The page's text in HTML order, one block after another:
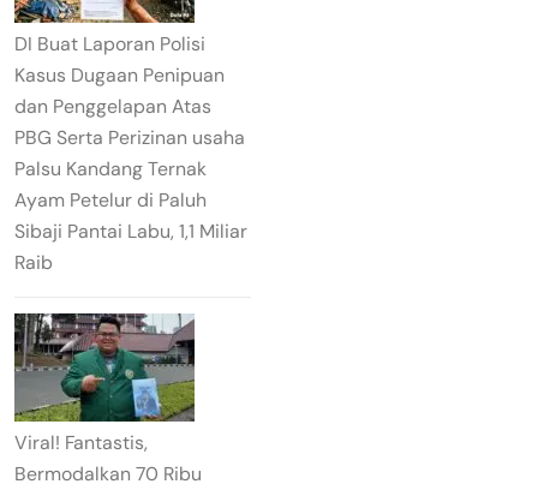
DI Buat Laporan Polisi
Kasus Dugaan Penipuan
dan Penggelapan Atas
PBG Serta Perizinan usaha
Palsu Kandang Ternak
Ayam Petelur di Paluh
Sibaji Pantai Labu, 1,1 Miliar
Raib
Viral! Fantastis,
Bermodalkan 70 Ribu